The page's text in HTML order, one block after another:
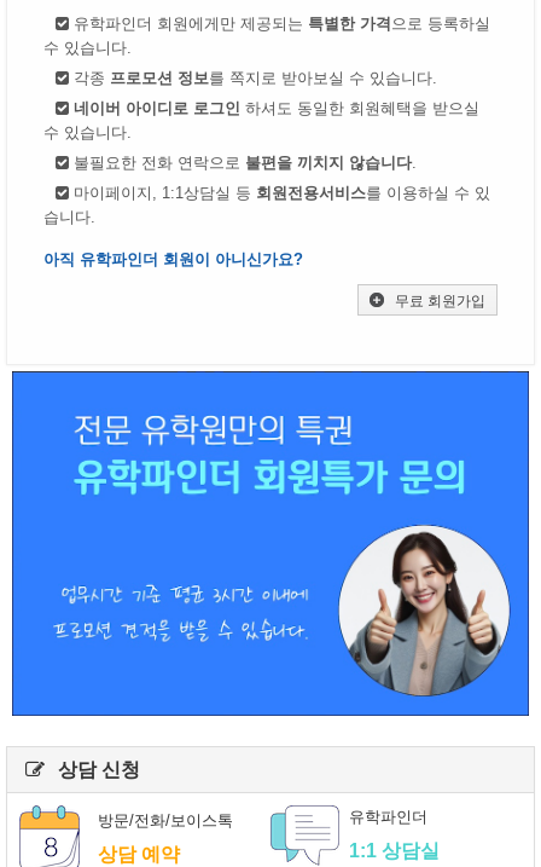
유학파인더 회원에게만 제공되는 특별한 가격 으로 등록하실
수 있습니다.
각종 프로모션 정보 를 쪽지로 받아보실 수 있습니다.
네이버 아이디로 로그인 하셔도 동일한 회원혜택을 받으실
수 있습니다.
불필요한 전화 연락으로 불편을 끼치지 않습니다.
마이페이지, 1:1상담실 등 회원전용서비스를 이용하실 수 있
습니다.
아직 유학파인더 회원이 아니신가요?
무료 회원가입
상담 신청
방문/전화/보이스톡
상담 예약
유학파인더
1:1 상담실